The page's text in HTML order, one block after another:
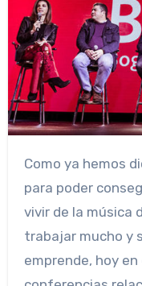
Como ya hemos dicho en más de una ocasión
para poder
vivir de la música
trabajar mucho y
emprende, hoy